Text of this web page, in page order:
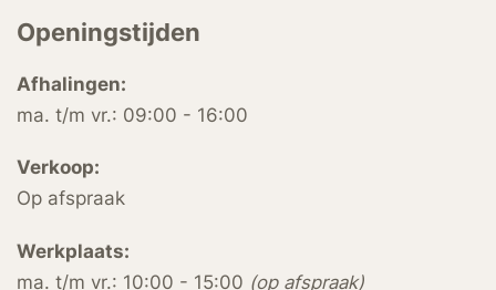
Openingstijden
Afhalingen:
ma. t/m vr.: 09:00 - 16:00
Verkoop:
Op afspraak
Werkplaats:
ma. t/m vr.: 10:00 - 15:00 (op afspraak)